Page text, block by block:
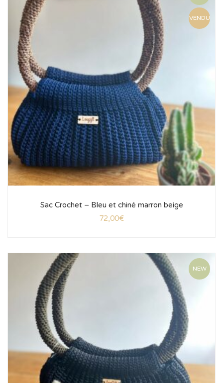
VENDU
Sac Crochet – Bleu et chiné marron beige
72,00€
NEW